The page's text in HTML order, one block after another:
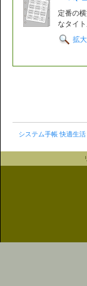
定番の
なタイト
拡大
システム手帳 快適生活